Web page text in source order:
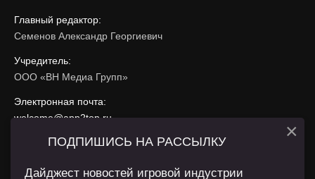
Главный редактор:
Семенов Александр Георгиевич
Учредитель:
ООО «ВН Медиа Групп»
Электронная почта:
welcome@app2top.ru
При использовании материалов активная ссылка на
ПОДПИШИСЬ НА РАССЫЛКУ
Дайджест новостей игровой индустрии
×